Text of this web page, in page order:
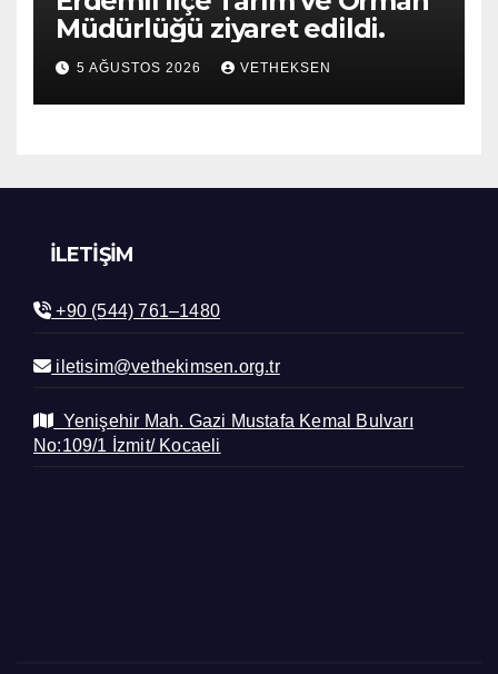
Müdürlüğü ziyaret edildi.
5 AĞUSTOS 2026 VETHEKSEN
İLETIŞIM
+90 (544) 761–1480
iletisim@vethekimsen.org.tr
Yenişehir Mah. Gazi Mustafa Kemal Bulvarı
No:109/1 İzmit/ Kocaeli